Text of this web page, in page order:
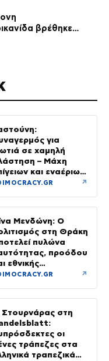
βρέθηκε
για
σε χαμηλή
– Μάχη
και εναέριων
στην Ηλεία↗
Μενδώνη: Ο
στη Θράκη
πυλώνα
προόδου
εθνικής
↗
Στουρνάρας στη
οι
τράπεζες στα
τραπεζικά